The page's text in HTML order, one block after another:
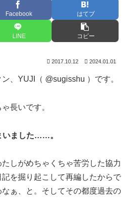
Facebook はてブ
LINE コピー
2017.10.12 2024.01.01
、YUJI（ @sugisshu ）です。
長いです。
いました……。
しがめちゃくちゃ苦労した協力
を掘り起こして再編したからで
ぁ、と。そしてその都度過去の